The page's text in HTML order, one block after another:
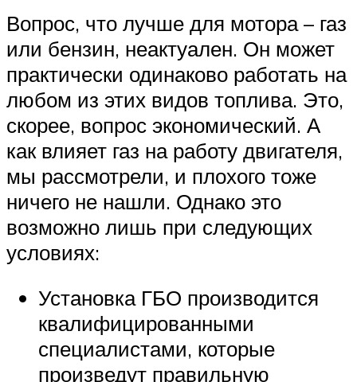
Вопрос, что лучше для мотора – газ
или бензин, неактуален. Он может
практически одинаково работать на
любом из этих видов топлива. Это,
скорее, вопрос экономический. А
как влияет газ на работу двигателя,
мы рассмотрели, и плохого тоже
ничего не нашли. Однако это
возможно лишь при следующих
условиях:
Установка ГБО производится
квалифицированными
специалистами, которые
произведут правильную